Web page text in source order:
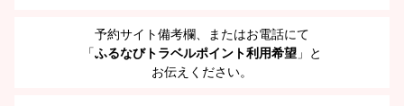
予約サイト備考欄、またはお電話にて
「ふるなびトラベルポイント利用希望 」と
お伝えください。